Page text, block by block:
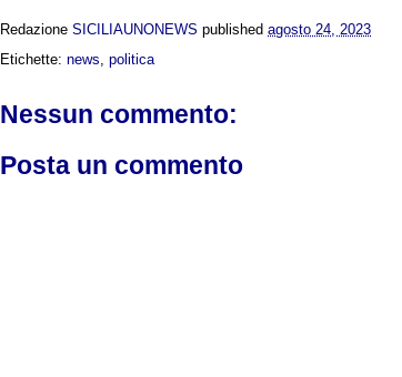
Redazione SICILIAUNONEWS published agosto 24, 2023
Etichette: news politica
Nessun commento:
Posta un commento